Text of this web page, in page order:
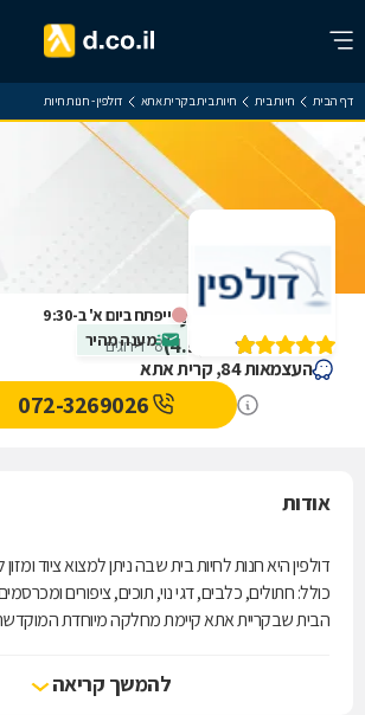
דף הבית חיות בית חיות בית בקרית אתא דולפין - חנות חיות
ייפתח ביום א' ב-9:30
מענה מהיר
דולפין - חנות חיות
4.9
)
8דירוגים
העצמאות 84, קרית אתא
072-3269026
אודות
דולפין היא חנות לחיות בית שבה ניתן למצוא ציוד
כולל: חתולים, כלבים, דגי נוי, תוכים, ציפורים
הבית שבקריית אתא קיימת מחלקה מיוחדת
והתקנה בבית הלקוח. במקום ישנו צוות מקצועי ובעל
בית, שישמח להעניק ייעוץ והכוונה לכל לקוח ולענות
להמשך קריאה